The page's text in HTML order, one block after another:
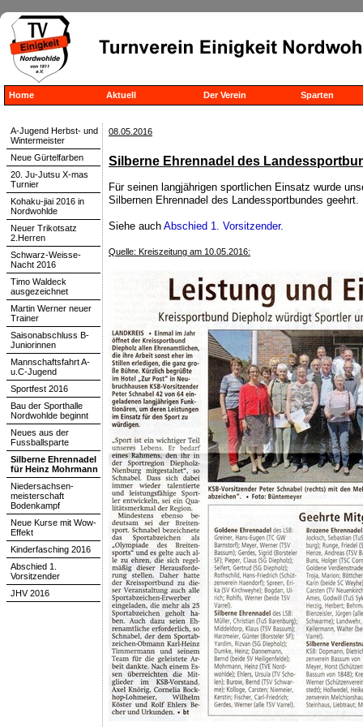
Home Aktuell Der Verein Sparten
08.05.2016
Silberne Ehrennadel des
Für seinen langjährigen sportlichen Einsatz wurde
Silbernen Ehrennadel des Landessportbundes
Siehe auch Abschied 1. Vorsitzender.
Quelle: Kreiszeitung am 10.05.2016:
A-Jugend Herbst- und
Wintermeister
Neue Gürtelfarben
20. Ju-Jutsu X-mas
Turnier
Kohaku-jiai 2016 in
Nordwohlde
Neuer Trikotsatz
2.Herren
Schwarz-Weisse-
Nacht 2016
Timo Waldeck
ausgezeichnet
Martin Werner neuer
Trainer
Saisonabschluss B-
Juniorinnen
Mannschaftsfahrt A-
u.C-Jugend
Sportfest 2016
Bau der Sporthalle
Nordwohlde beginnt
Neues aus der
Fussballsparte
Silberne Ehrennadel
für Heinz Mohrmann
Niedersachsen-
meisterschaft
Bodenkampf
Neue Kurse mit Wow-
Effekt
Kinderfasching 2016
Abschied 1.
Vorsitzender
JHV 2016